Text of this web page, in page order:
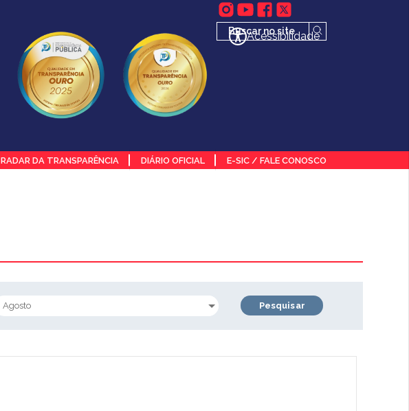
Acessibilidade
RADAR DA TRANSPARÊNCIA DIÁRIO OFICIAL E-SIC / FALE CONOSCO
Pesquisar